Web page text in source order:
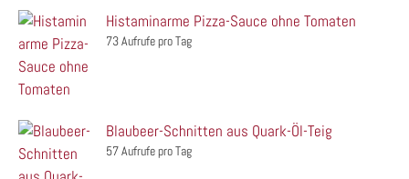
Histaminarme Pizza-Sauce ohne Tomaten
73 Aufrufe pro Tag
Blaubeer-Schnitten aus Quark-Öl-Teig
57 Aufrufe pro Tag